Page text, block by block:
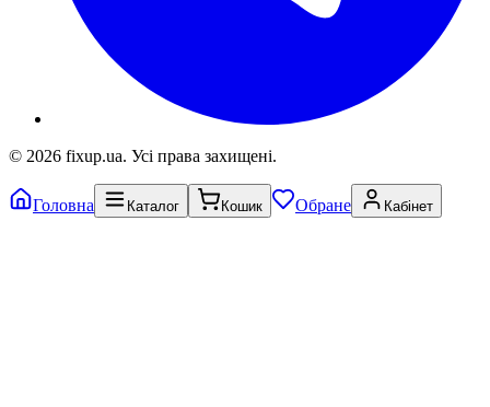
© 2026 fixup.ua. Усі права захищені.
Головна Каталог Кошик Обране Кабінет